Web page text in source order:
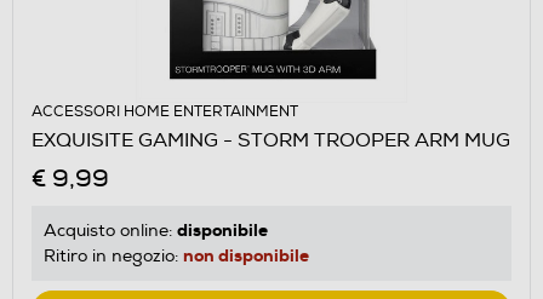
ACCESSORI HOME ENTERTAINMENT
EXQUISITE GAMING - STORM TROOPER ARM MUG
€ 9,99
Acquisto online: disponibile
Ritiro in negozio: non disponibile